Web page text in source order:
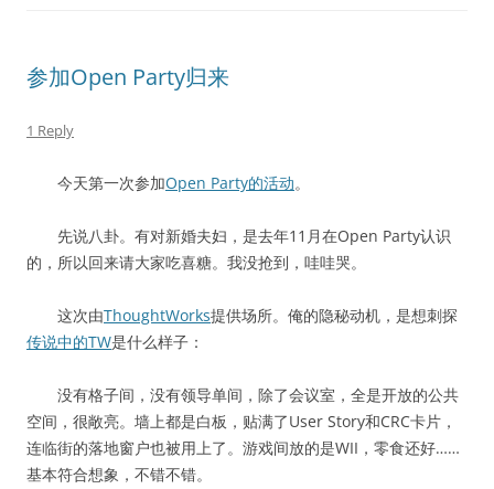
参加Open Party归来
1 Reply
今天第一次参加Open Party的活动。
先说八卦。有对新婚夫妇，是去年11月在Open Party认识
的，所以回来请大家吃喜糖。我没抢到，哇哇哭。
这次由ThoughtWorks提供场所。俺的隐秘动机，是想刺探
传说中的TW是什么样子：
没有格子间，没有领导单间，除了会议室，全是开放的公共
空间，很敞亮。墙上都是白板，贴满了User Story和CRC卡片，
连临街的落地窗户也被用上了。游戏间放的是WII，零食还好……
基本符合想象，不错不错。